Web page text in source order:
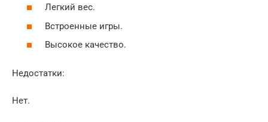
Легкий вес.
Встроенные игры.
Высокое качество.
Недостатки:
Нет.